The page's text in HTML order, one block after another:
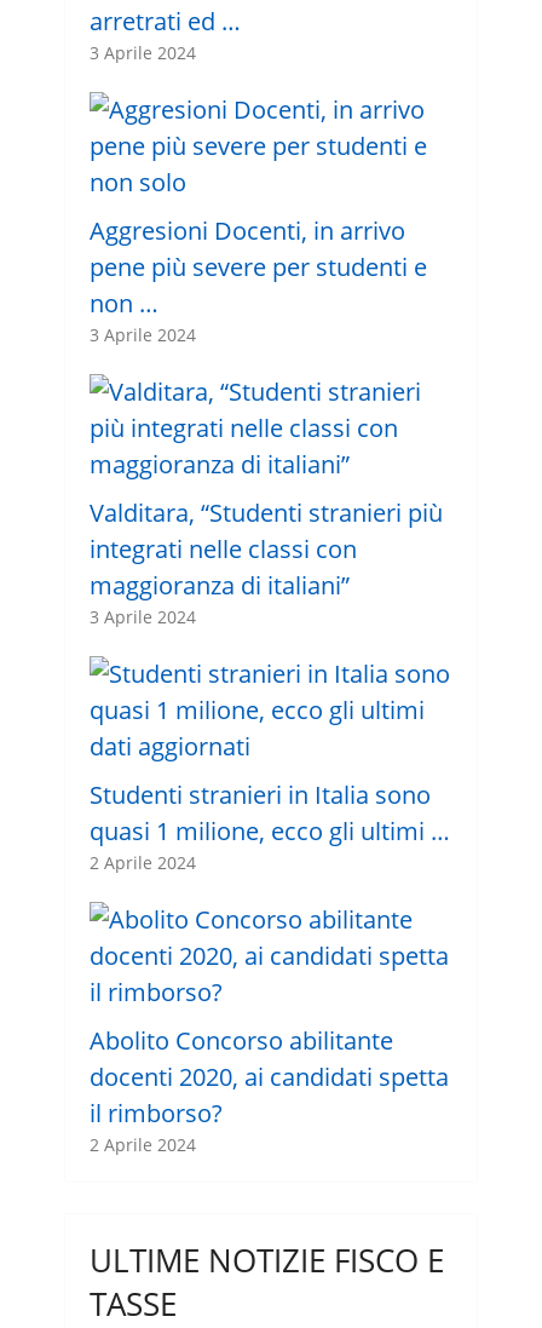
arretrati ed …
3 Aprile 2024
Aggresioni Docenti, in arrivo
pene più severe per studenti e
non …
3 Aprile 2024
Valditara, “Studenti stranieri più
integrati nelle classi con
maggioranza di italiani”
3 Aprile 2024
Studenti stranieri in Italia sono
quasi 1 milione, ecco gli ultimi …
2 Aprile 2024
Abolito Concorso abilitante
docenti 2020, ai candidati spetta
il rimborso?
2 Aprile 2024
ULTIME NOTIZIE FISCO E
TASSE